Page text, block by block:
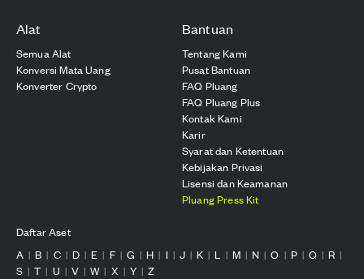
Alat
Semua Alat
Konversi Mata Uang
Konverter Crypto
Bantuan
Tentang Kami
Pusat Bantuan
FAQ Pluang
FAQ Pluang Plus
Kontak Kami
Karir
Syarat dan Ketentuan
Kebijakan Privasi
Lisensi dan Keamanan
Pluang Press Kit
Daftar Aset
A | B | C | D | E | F | G | H | I | J | K | L | M | N | O | P | Q | R |
S | T | U | V | W | X | Y | Z